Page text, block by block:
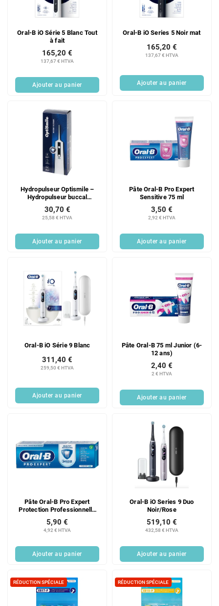
Oral-B iO Série 5 Blanc Tout
à fait
137,67 € HTVA
165,20 €
Ajouter au panier
Oral-B iO Series 5 Noir mat
137,67 € HTVA
165,20 €
Ajouter au panier
Hydropulseur Optismile –
Hydropulseur buccal
rechargeable
25,58 € HTVA
30,70 €
Ajouter au panier
Pâte Oral-B Pro Expert
Sensitive 75 ml
2,92 € HTVA
3,50 €
Ajouter au panier
Oral-B iO Série 9 Blanc
259,50 € HTVA
311,40 €
Ajouter au panier
Pâte Oral-B 75 ml Junior (6-
12 ans)
2 € HTVA
2,40 €
Ajouter au panier
Pâte Oral-B Pro Expert
Protection Professionnelle
DUO 2 x 75 ml
4,92 € HTVA
5,90 €
Ajouter au panier
Oral-B iO Series 9 Duo
Noir/Rose
432,58 € HTVA
519,10 €
Ajouter au panier
RÉDUCTION SPÉCIALE RÉDUCTION SPÉCIALE